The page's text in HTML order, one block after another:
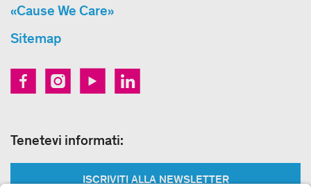
«Cause We Care»
Sitemap
Tenetevi informati:
ISCRIVITI ALLA NEWSLETTER